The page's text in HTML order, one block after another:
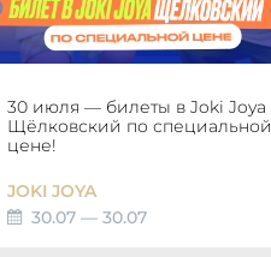
30 июля — билеты в Joki Joya
Щёлковский по специальной
цене!
JOKI JOYA
30.07 — 30.07